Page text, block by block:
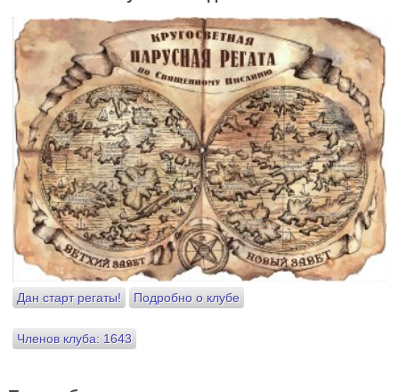
Дан старт регаты! Подробно о клубе
Членов клуба: 1643